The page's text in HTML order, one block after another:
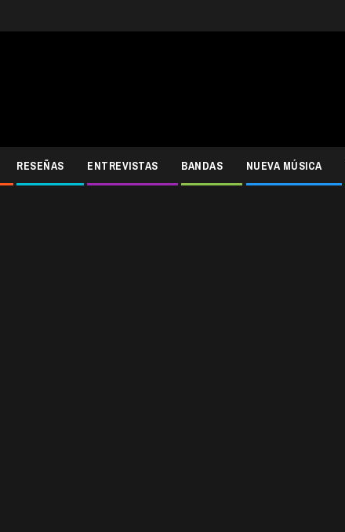
RESEÑAS ENTREVISTAS BANDAS NUEVA MÚSICA